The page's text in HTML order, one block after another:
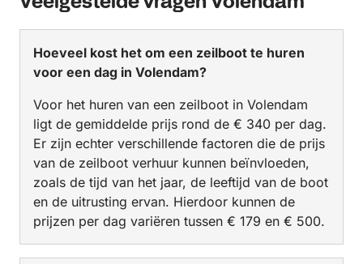
Hoeveel kost het om een zeilboot te huren
voor een dag in Volendam?
Voor het huren van een zeilboot in Volendam
ligt de gemiddelde prijs rond de € 340 per dag.
Er zijn echter verschillende factoren die de prijs
van de zeilboot verhuur kunnen beïnvloeden,
zoals de tijd van het jaar, de leeftijd van de boot
en de uitrusting ervan. Hierdoor kunnen de
prijzen per dag variëren tussen € 179 en € 500.